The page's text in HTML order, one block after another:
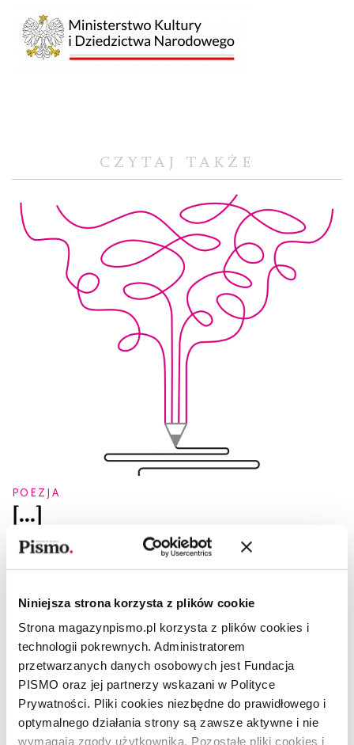
Niniejsza strona korzysta z plików cookie
Strona magazynpismo.pl korzysta z plików cookies i
technologii pokrewnych. Administratorem
przetwarzanych danych osobowych jest Fundacja
PISMO oraz jej partnerzy wskazani w Polityce
Prywatności. Pliki cookies niezbędne do prawidłowego i
optymalnego działania strony są zawsze aktywne i nie
wymagają zgody użytkownika. Pozostałe pliki cookies i
CZYTAJ TAKŻE
POEZJA
[...]
JULIA CIMAFIEJEWA